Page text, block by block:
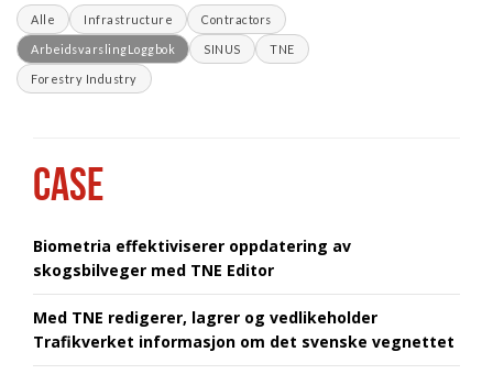
Alle Infrastructure Contractors
ArbeidsvarslingLoggbok SINUS TNE
Forestry Industry
CASE
Biometria effektiviserer oppdatering av
skogsbilveger med TNE Editor
Med TNE redigerer, lagrer og vedlikeholder
Trafikverket informasjon om det svenske vegnettet